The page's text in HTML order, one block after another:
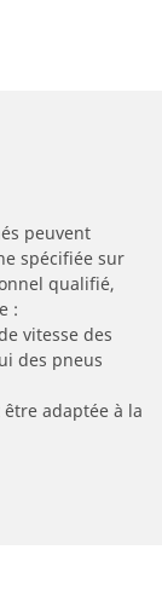
peuvent
spécifiée sur
qualifié,
:
vitesse des
des pneus
adaptée à la